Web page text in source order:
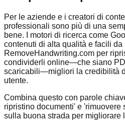
Per le aziende e i creatori di
professionali sono più di una
bene. I motori di ricerca come
contenuti di alta qualità e facili
RemoveHandwriting.com per
condividerli online—che siano
scaricabili—migliori la credibilità
utente.
Combina questo con parole
ripristino documenti' e 'rimuovere
sulla buona strada per migliorare